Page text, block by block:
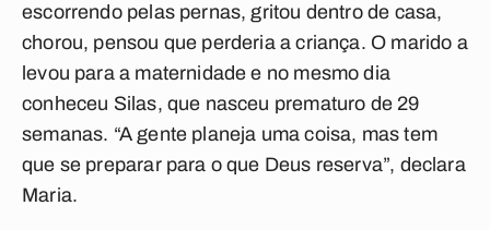
escorrendo pelas pernas, gritou dentro de casa,
chorou, pensou que perderia a criança. O marido a
levou para a maternidade e no mesmo dia
conheceu Silas, que nasceu prematuro de 29
semanas. “A gente planeja uma coisa, mas tem
que se preparar para o que Deus reserva”, declara
Maria.